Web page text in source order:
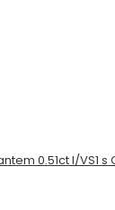
0.51ct I/VS1 s